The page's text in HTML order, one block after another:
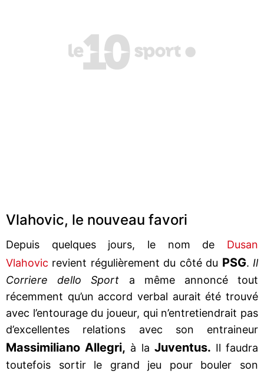
Vlahovic, le nouveau favori
Depuis quelques jours, le nom de Dusan
Vlahovic revient régulièrement du côté du PSG. Il
Corriere dello Sport a même annoncé tout
récemment qu’un accord verbal aurait été trouvé
avec l’entourage du joueur, qui n’entretiendrait pas
d’excellentes relations avec son entraineur
Massimiliano Allegri, à la Juventus. Il faudra
toutefois sortir le grand jeu pour bouler son